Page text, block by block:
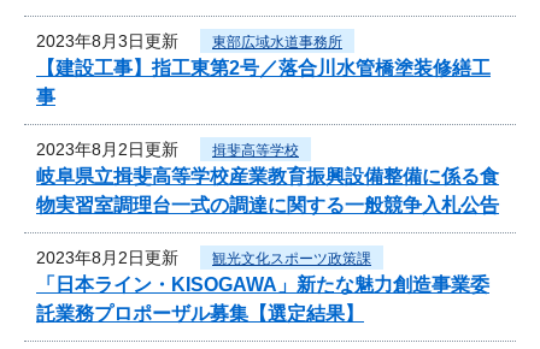
2023年8月3日更新 東部広域水道事務所
【建設工事】指工東第2号／落合川水管橋塗装修繕工
事
2023年8月2日更新 揖斐高等学校
岐阜県立揖斐高等学校産業教育振興設備整備に係る食
物実習室調理台一式の調達に関する一般競争入札公告
2023年8月2日更新 観光文化スポーツ政策課
「日本ライン・KISOGAWA」新たな魅力創造事業委
託業務プロポーザル募集【選定結果】